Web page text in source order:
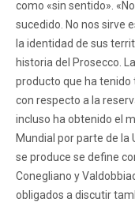
como «sin sentido».
sucedido. No nos sirve
la identidad de sus
historia del Prosecco.
producto que ha
con respecto a la
incluso ha obtenido el
Mundial por parte de la
se produce se define
Conegliano y
obligados a discutir